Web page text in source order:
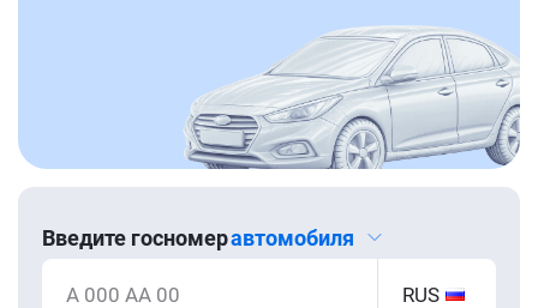
Введите госномеравтомобиля
А 000 АА 00 RUS